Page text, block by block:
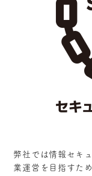
弊社では情報セキ
業運営を目指すため